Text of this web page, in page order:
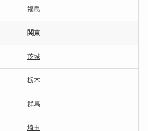
福島
関東
茨城
栃木
群馬
埼玉